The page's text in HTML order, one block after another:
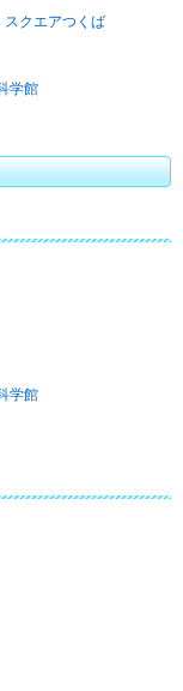
スクエアつくば
学館
学館